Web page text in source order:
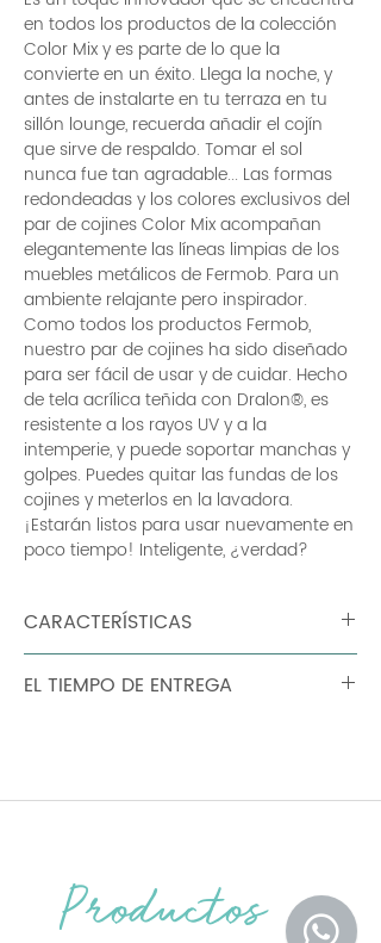
en todos los productos de la colección
Color Mix y es parte de lo que la
convierte en un éxito. Llega la noche, y
antes de instalarte en tu terraza en tu
sillón lounge, recuerda añadir el cojín
que sirve de respaldo. Tomar el sol
nunca fue tan agradable... Las formas
redondeadas y los colores exclusivos del
par de cojines Color Mix acompañan
elegantemente las líneas limpias de los
muebles metálicos de Fermob. Para un
ambiente relajante pero inspirador.
Como todos los productos Fermob,
nuestro par de cojines ha sido diseñado
para ser fácil de usar y de cuidar. Hecho
de tela acrílica teñida con Dralon®, es
resistente a los rayos UV y a la
intemperie, y puede soportar manchas y
golpes. Puedes quitar las fundas de los
cojines y meterlos en la lavadora.
¡Estarán listos para usar nuevamente en
poco tiempo! Inteligente, ¿verdad?
CARACTERÍSTICAS
teñido en solución Tipo de protección: :
EL TIEMPO DE ENTREGA
Productos